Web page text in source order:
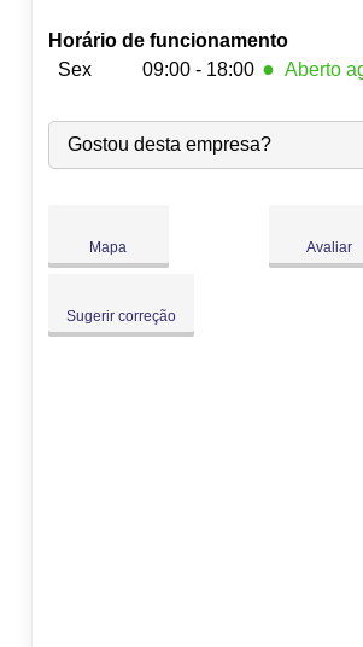
Horário de funcionamento
Sex
09:00 - 18:00 ● Aberto
Seg: 09:00-18:00
Ter:
09:00-18:00
Qua:
09:00-18:00
Sáb:
Fechado
Gostou desta empresa?
Mapa Avaliar
Sugerir correção